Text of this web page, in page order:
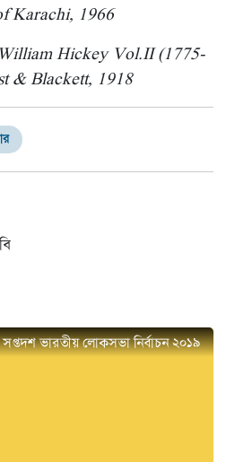
Karachi, 1966
Hickey Vol.II (1775-
& Blackett, 1918
সপ্তদশ ভারতীয় লোকসভা নির্বাচন ২০১৯